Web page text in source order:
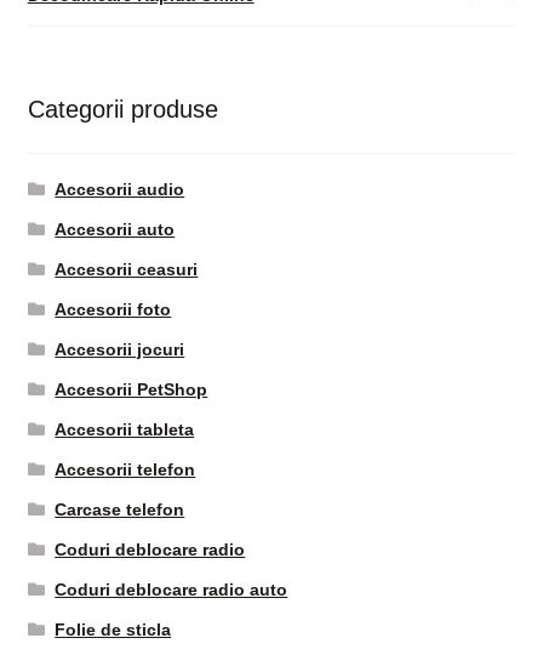
Categorii produse
Accesorii audio
Accesorii auto
Accesorii ceasuri
Accesorii foto
Accesorii jocuri
Accesorii PetShop
Accesorii tableta
Accesorii telefon
Carcase telefon
Coduri deblocare radio
Coduri deblocare radio auto
Folie de sticla